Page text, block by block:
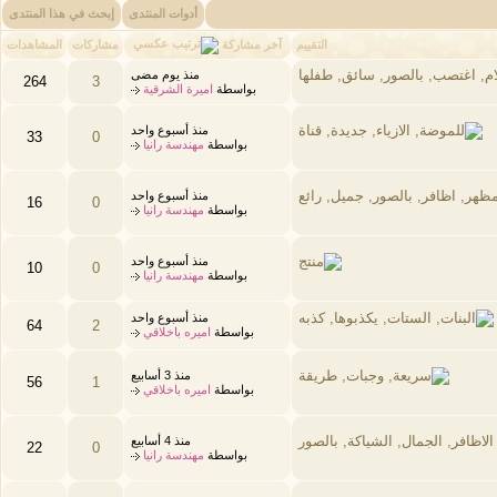
أدوات المنتدى إبحث في هذا المنتدى
التقييم آخر مشاركة مشاركات المشاهدات
منذ يوم مضى
بواسطة اميرة الشرقية 3
264
منذ أسبوع واحد
بواسطة مهندسة رانيا 0
33
منذ أسبوع واحد
بواسطة مهندسة رانيا 0
16
منذ أسبوع واحد
بواسطة مهندسة رانيا 0
10
منذ أسبوع واحد
بواسطة اميره باخلاقي 2
64
منذ 3 أسابيع
بواسطة اميره باخلاقي 1
56
منذ 4 أسابيع
بواسطة مهندسة رانيا 0
22